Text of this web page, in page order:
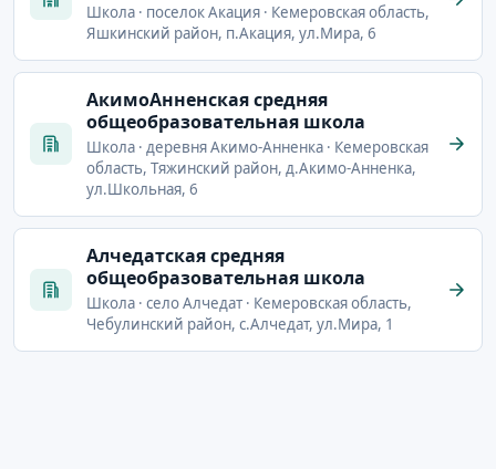
Школа · поселок Акация · Кемеровская область,
Яшкинский район, п.Акация, ул.Мира, 6
АкимоАнненская средняя
общеобразовательная школа
Школа · деревня Акимо-Анненка · Кемеровская
область, Тяжинский район, д.Акимо-Анненка,
ул.Школьная, 6
Алчедатская средняя
общеобразовательная школа
Школа · село Алчедат · Кемеровская область,
Чебулинский район, с.Алчедат, ул.Мира, 1